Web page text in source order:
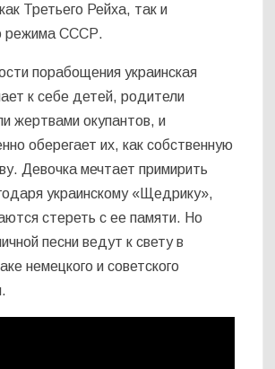
Третьего Рейха, так и
режима СССР.
порабощения украинская
к себе детей, родители
жертвами окупантов, и
оберегает их, как собственную
Девочка мечтает примирить
украинскому «Щедрику»,
стереть с ее памяти. Но
песни ведут к свету в
немецкого и советского